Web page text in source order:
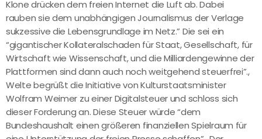
Klone drücken dem freien Internet die Luft ab. Dabei
rauben sie dem unabhängigen Journalismus der Verlage
sukzessive die Lebensgrundlage im Netz.” Die sei ein
“gigantischer Kollateralschaden für Staat, Gesellschaft, für
Wirtschaft wie Wissenschaft, und die Milliardengewinne der
Plattformen sind dann auch noch weitgehend steuerfrei”.,
Welte begrüßt die Initiative von Kulturstaatsminister
Wolfram Weimer zu einer Digitalsteuer und schloss sich
dieser Forderung an. Diese Steuer würde “dem
Bundeshaushalt einen größeren finanziellen Spielraum für